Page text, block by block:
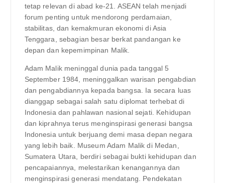
tetap relevan di abad ke-21. ASEAN telah menjadi
forum penting untuk mendorong perdamaian,
stabilitas, dan kemakmuran ekonomi di Asia
Tenggara, sebagian besar berkat pandangan ke
depan dan kepemimpinan Malik.
Adam Malik meninggal dunia pada tanggal 5
September 1984, meninggalkan warisan pengabdian
dan pengabdiannya kepada bangsa. Ia secara luas
dianggap sebagai salah satu diplomat terhebat di
Indonesia dan pahlawan nasional sejati. Kehidupan
dan kiprahnya terus menginspirasi generasi bangsa
Indonesia untuk berjuang demi masa depan negara
yang lebih baik. Museum Adam Malik di Medan,
Sumatera Utara, berdiri sebagai bukti kehidupan dan
pencapaiannya, melestarikan kenangannya dan
menginspirasi generasi mendatang. Pendekatan